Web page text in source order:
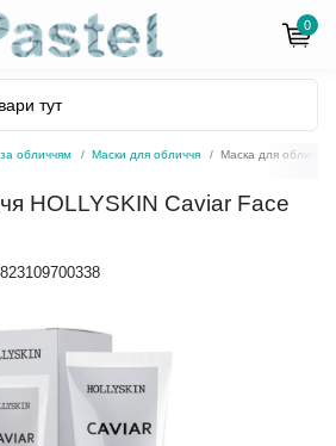
0
обличчям Маски для обличчя Маска для обличчя
HOLLYSKIN Caviar Face